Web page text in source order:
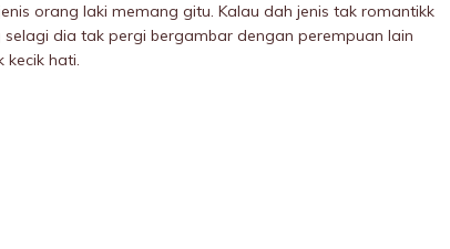
orang laki memang gitu. Kalau dah jenis tak romantikk
dia tak pergi bergambar dengan perempuan lain
kecik hati.